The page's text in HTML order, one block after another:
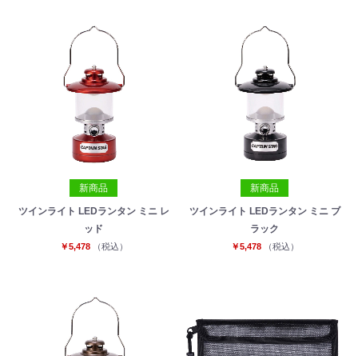
新商品
ツインライト LEDランタン ミニ レ
ッド
￥5,478 （税込）
新商品
ツインライト LEDランタン ミニ ブ
ラック
￥5,478 （税込）
お買い物を続ける カートへ進む